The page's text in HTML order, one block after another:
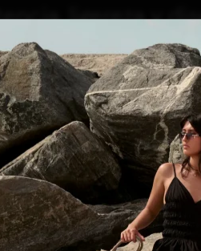
ligereza y
marca